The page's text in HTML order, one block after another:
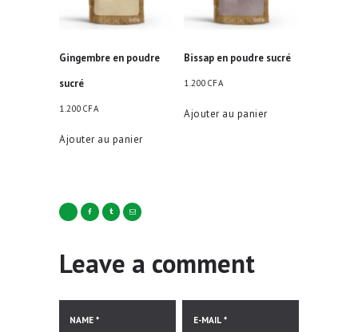
Gingembre en poudre
sucré
1.200 CFA
Ajouter au panier
Bissap en poudre sucré
1.200 CFA
Ajouter au panier
Leave a comment